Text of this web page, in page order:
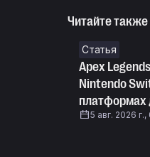
Читайте также
Статья
Apex
Nintendo
платформах
5 авг. 2026